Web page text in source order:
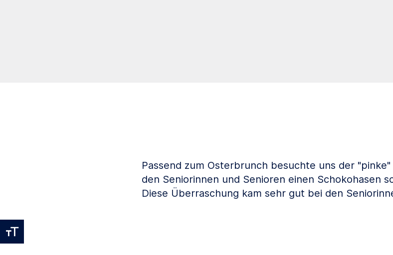
Passend zum Osterbrunch besuchte uns der
den Seniorinnen und Senioren einen Schokohasen
Diese Überraschung kam sehr gut bei den